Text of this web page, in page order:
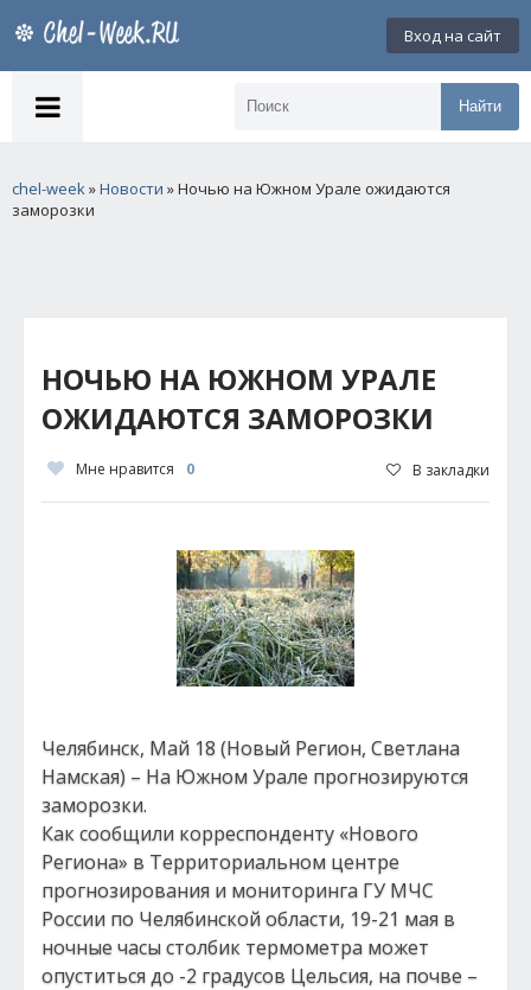
Вход на сайт
Найти
chel-week»Новости » Ночью на Южном Урале ожидаются
заморозки
НОЧЬЮ НА ЮЖНОМ УРАЛЕ
ОЖИДАЮТСЯ ЗАМОРОЗКИ
Мне нравится 0 В закладки
Челябинск, Май 18 (Новый Регион, Светлана
Намская) – На Южном Урале прогнозируются
заморозки.
Как сообщили корреспонденту «Нового
Региона» в Территориальном центре
прогнозирования и мониторинга ГУ МЧС
России по Челябинской области, 19-21 мая в
ночные часы столбик термометра может
опуститься до -2 градусов Цельсия, на почве –